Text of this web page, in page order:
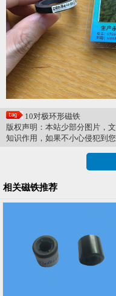
10对极环形磁铁
版权声明：本站少部分图片，
知识作用，如果不小心侵犯到
相关磁铁推荐